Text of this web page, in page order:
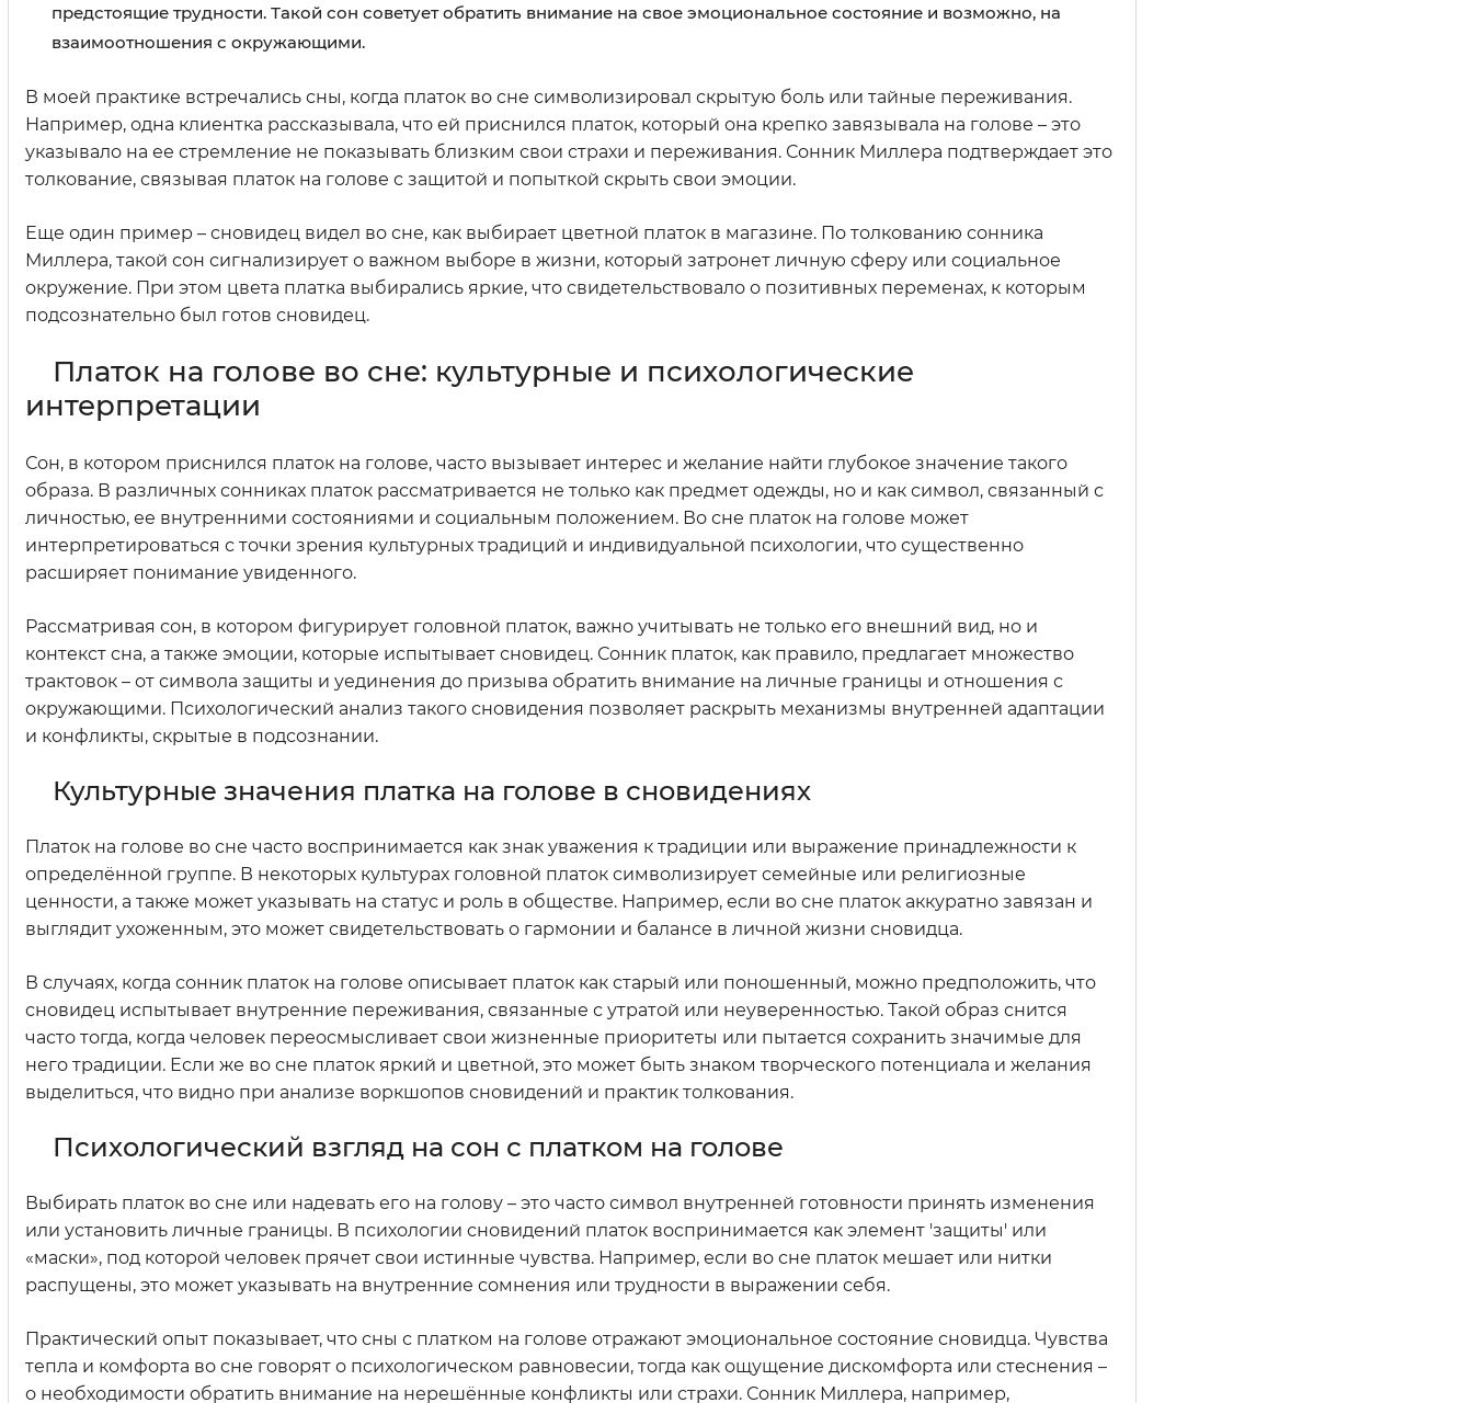
предстоящие трудности. Такой сон советует обратить внимание на свое эмоциональное состояние и возможно, на
взаимоотношения с окружающими.
В моей практике встречались сны, когда платок во сне символизировал скрытую боль или тайные переживания.
Например, одна клиентка рассказывала, что ей приснился платок, который она крепко завязывала на голове – это
указывало на ее стремление не показывать близким свои страхи и переживания. Сонник Миллера подтверждает это
толкование, связывая платок на голове с защитой и попыткой скрыть свои эмоции.
Еще один пример – сновидец видел во сне, как выбирает цветной платок в магазине. По толкованию сонника
Миллера, такой сон сигнализирует о важном выборе в жизни, который затронет личную сферу или социальное
окружение. При этом цвета платка выбирались яркие, что свидетельствовало о позитивных переменах, к которым
подсознательно был готов сновидец.
Платок на голове во сне: культурные и психологические
интерпретации
Сон, в котором приснился платок на голове, часто вызывает интерес и желание найти глубокое значение такого
образа. В различных сонниках платок рассматривается не только как предмет одежды, но и как символ, связанный с
личностью, ее внутренними состояниями и социальным положением. Во сне платок на голове может
интерпретироваться с точки зрения культурных традиций и индивидуальной психологии, что существенно
расширяет понимание увиденного.
Рассматривая сон, в котором фигурирует головной платок, важно учитывать не только его внешний вид, но и
контекст сна, а также эмоции, которые испытывает сновидец. Сонник платок, как правило, предлагает множество
трактовок – от символа защиты и уединения до призыва обратить внимание на личные границы и отношения с
окружающими. Психологический анализ такого сновидения позволяет раскрыть механизмы внутренней адаптации
и конфликты, скрытые в подсознании.
Культурные значения платка на голове в сновидениях
Платок на голове во сне часто воспринимается как знак уважения к традиции или выражение принадлежности к
определённой группе. В некоторых культурах головной платок символизирует семейные или религиозные
ценности, а также может указывать на статус и роль в обществе. Например, если во сне платок аккуратно завязан и
выглядит ухоженным, это может свидетельствовать о гармонии и балансе в личной жизни сновидца.
В случаях, когда сонник платок на голове описывает платок как старый или поношенный, можно предположить, что
сновидец испытывает внутренние переживания, связанные с утратой или неуверенностью. Такой образ снится
часто тогда, когда человек переосмысливает свои жизненные приоритеты или пытается сохранить значимые для
него традиции. Если же во сне платок яркий и цветной, это может быть знаком творческого потенциала и желания
выделиться, что видно при анализе воркшопов сновидений и практик толкования.
Психологический взгляд на сон с платком на голове
Выбирать платок во сне или надевать его на голову – это часто символ внутренней готовности принять изменения
или установить личные границы. В психологии сновидений платок воспринимается как элемент 'защиты' или
«маски», под которой человек прячет свои истинные чувства. Например, если во сне платок мешает или нитки
распущены, это может указывать на внутренние сомнения или трудности в выражении себя.
Практический опыт показывает, что сны с платком на голове отражают эмоциональное состояние сновидца. Чувства
тепла и комфорта во сне говорят о психологическом равновесии, тогда как ощущение дискомфорта или стеснения –
о необходимости обратить внимание на нерешённые конфликты или страхи. Сонник Миллера, например,